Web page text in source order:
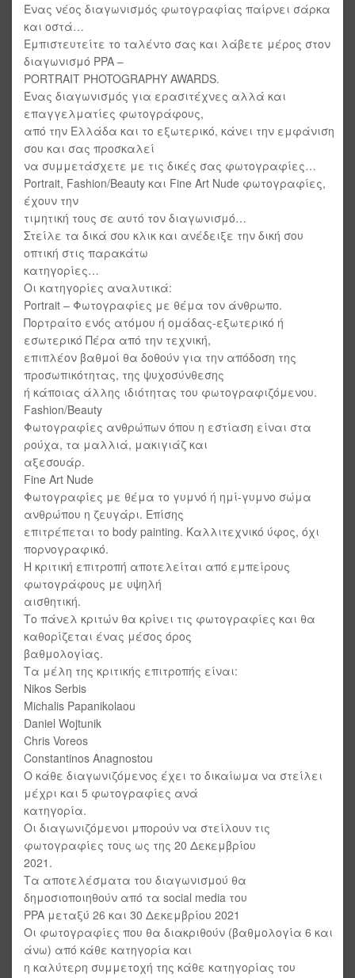
Ένας νέος διαγωνισμός φωτογραφίας παίρνει σάρκα
και οστά…
Εμπιστευτείτε το ταλέντο σας και λάβετε μέρος στον
διαγωνισμό PPA –
PORTRAIT PHOTOGRAPHY AWARDS.
Ένας διαγωνισμός για ερασιτέχνες αλλά και
επαγγελματίες φωτογράφους,
από την Ελλάδα και το εξωτερικό, κάνει την εμφάνιση
σου και σας προσκαλεί
να συμμετάσχετε με τις δικές σας φωτογραφίες…
Portrait, Fashion/Beauty και Fine Art Nude φωτογραφίες,
έχουν την
τιμητική τους σε αυτό τον διαγωνισμό…
Στείλε τα δικά σου κλικ και ανέδειξε την δική σου
οπτική στις παρακάτω
κατηγορίες…
Οι κατηγορίες αναλυτικά:
Portrait – Φωτογραφίες με θέμα τον άνθρωπο.
Πορτραίτο ενός ατόμου ή ομάδας-εξωτερικό ή
εσωτερικό Πέρα από την τεχνική,
επιπλέον βαθμοί θα δοθούν για την απόδοση της
προσωπικότητας, της ψυχοσύνθεσης
ή κάποιας άλλης ιδιότητας του φωτογραφιζόμενου.
Fashion/Beauty
Φωτογραφίες ανθρώπων όπου η εστίαση είναι στα
ρούχα, τα μαλλιά, μακιγιάζ και
αξεσουάρ.
Fine Art Nude
Φωτογραφίες με θέμα το γυμνό ή ημί-γυμνο σώμα
ανθρώπου η ζευγάρι. Επίσης
επιτρέπεται το body painting. Καλλιτεχνικό ύφος, όχι
πορνογραφικό.
Η κριτική επιτροπή αποτελείται από εμπείρους
φωτογράφους με υψηλή
αισθητική.
Το πάνελ κριτών θα κρίνει τις φωτογραφίες και θα
καθορίζεται ένας μέσος όρος
βαθμολογίας.
Τα μέλη της κριτικής επιτροπής είναι:
Nikos Serbis
Michalis Papanikolaou
Daniel Wojtunik
Chris Voreos
Constantinos Anagnostou
Ο κάθε διαγωνιζόμενος έχει το δικαίωμα να στείλει
μέχρι και 5 φωτογραφίες ανά
κατηγορία.
Οι διαγωνιζόμενοι μπορούν να στείλουν τις
φωτογραφίες τους ως της 20 Δεκεμβρίου
2021.
Τα αποτελέσματα του διαγωνισμού θα
δημοσιοποιηθούν από τα social media του
PPA μεταξύ 26 και 30 Δεκεμβρίου 2021
Οι φωτογραφίες που θα διακριθούν (βαθμολογία 6 και
άνω) από κάθε κατηγορία και
η καλύτερη συμμετοχή της κάθε κατηγορίας του